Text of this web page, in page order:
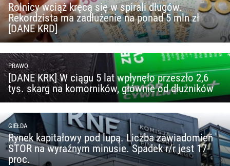
Rolnicy wciąż kręcą się w spirali długów.
Rekordzista ma zadłużenie na ponad 5 mln zł
[DANE KRD]
PRAWO
[DANE KRK] W ciągu 5 lat wpłynęło przeszło 2,6
tys. skarg na komorników, głównie od dłużników
GIEŁDA
Rynek kapitałowy pod lupą. Liczba zawiadomień
STOR na wyraźnym minusie. Spadek r/r jest 17-
proc.